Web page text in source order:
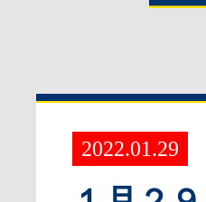
2022.01.29